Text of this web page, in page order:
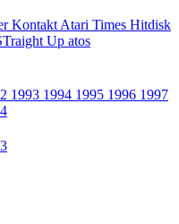
Kontakt Atari Times Hitdisk
Up atos
1993 1994 1995 1996 1997